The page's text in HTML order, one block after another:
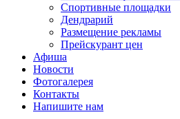
Спортивные площадки
Дендрарий
Размещение рекламы
Прейскурант цен
Афиша
Новости
Фотогалерея
Контакты
Напишите нам